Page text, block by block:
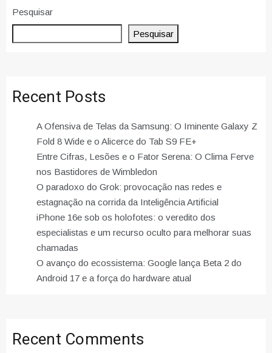
Pesquisar
Pesquisar
Recent Posts
A Ofensiva de Telas da Samsung: O Iminente Galaxy Z
Fold 8 Wide e o Alicerce do Tab S9 FE+
Entre Cifras, Lesões e o Fator Serena: O Clima Ferve
nos Bastidores de Wimbledon
O paradoxo do Grok: provocação nas redes e
estagnação na corrida da Inteligência Artificial
iPhone 16e sob os holofotes: o veredito dos
especialistas e um recurso oculto para melhorar suas
chamadas
O avanço do ecossistema: Google lança Beta 2 do
Android 17 e a força do hardware atual
Recent Comments